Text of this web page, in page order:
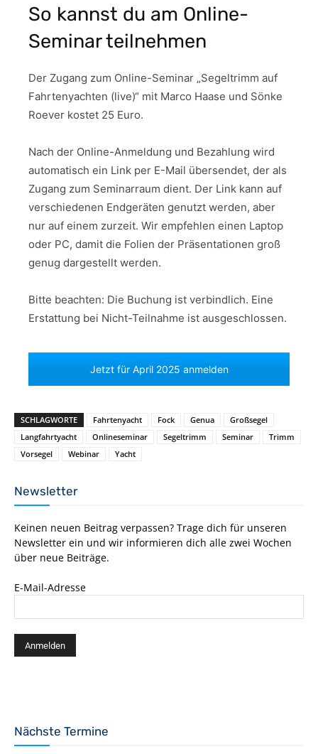
So kannst du am Online-
Seminar teilnehmen
Der Zugang zum Online-Seminar „Segeltrimm auf
Fahrtenyachten (live)“ mit Marco Haase und Sönke
Roever kostet 25 Euro.
Nach der Online-Anmeldung und Bezahlung wird
automatisch ein Link per E-Mail übersendet, der als
Zugang zum Seminarraum dient. Der Link kann auf
verschiedenen Endgeräten genutzt werden, aber
nur auf einem zurzeit. Wir empfehlen einen Laptop
oder PC, damit die Folien der Präsentationen groß
genug dargestellt werden.
Bitte beachten: Die Buchung ist verbindlich. Eine
Erstattung bei Nicht-Teilnahme ist ausgeschlossen.
Jetzt für April 2025 anmelden
SCHLAGWORTE Fahrtenyacht Fock Genua
Großsegel
Langfahrtyacht
Onlineseminar Segeltrimm Seminar
Trimm
Vorsegel
Webinar Yacht
Newsletter
Keinen neuen Beitrag verpassen? Trage dich für unseren
Newsletter ein und wir informieren dich alle zwei Wochen
über neue Beiträge.
E-Mail-Adresse
Nächste Termine